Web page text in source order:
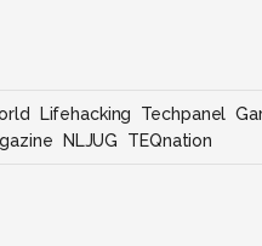
Lifehacking Techpanel
NLJUG TEQnation